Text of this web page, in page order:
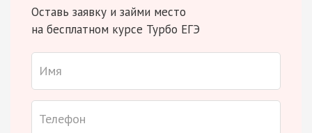
Оставь заявку и займи место
на бесплатном курсе Турбо ЕГЭ